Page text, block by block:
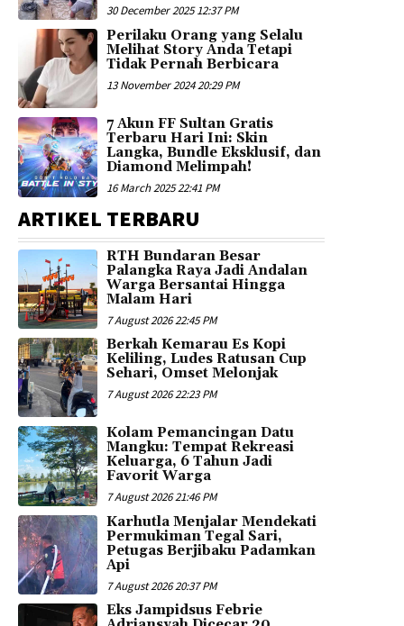
30 December 2025 12:37 PM
Perilaku Orang yang Selalu
Melihat Story Anda Tetapi
Tidak Pernah Berbicara
13 November 2024 20:29 PM
7 Akun FF Sultan Gratis
Terbaru Hari Ini: Skin
Langka, Bundle Eksklusif, dan
Diamond Melimpah!
16 March 2025 22:41 PM
ARTIKEL TERBARU
RTH Bundaran Besar
Palangka Raya Jadi Andalan
Warga Bersantai Hingga
Malam Hari
7 August 2026 22:45 PM
Berkah Kemarau Es Kopi
Keliling, Ludes Ratusan Cup
Sehari, Omset Melonjak
7 August 2026 22:23 PM
Kolam Pemancingan Datu
Mangku: Tempat Rekreasi
Keluarga, 6 Tahun Jadi
Favorit Warga
7 August 2026 21:46 PM
Karhutla Menjalar Mendekati
Permukiman Tegal Sari,
Petugas Berjibaku Padamkan
Api
7 August 2026 20:37 PM
Eks Jampidsus Febrie